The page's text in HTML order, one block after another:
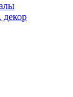
декор